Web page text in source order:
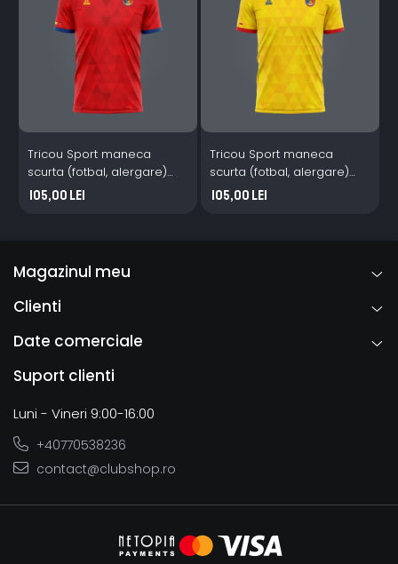
Tricou Sport maneca
scurta (fotbal, alergare)
ASP Mures rosu
105,00 Lei
Tricou Sport maneca
scurta (fotbal, alergare)
ASP Mures galben
105,00 Lei
Magazinul meu
Clienti
Date comerciale
Suport clienti
Luni - Vineri 9:00-16:00
+40770538236
contact@clubshop.ro